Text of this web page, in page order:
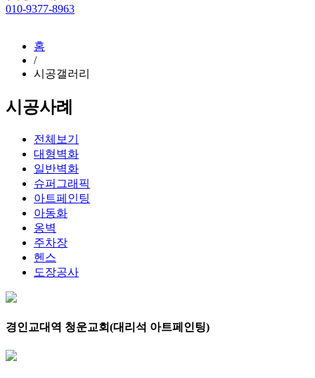
010-9377-8963
홈
/
시공갤러리
시공사례
전체보기
대형벽화
일반벽화
슈퍼그래픽
아트페인팅
아동화
옹벽
주차장
헨스
도장공사
경인교대역 청운교회(대리석 아트페인팅)